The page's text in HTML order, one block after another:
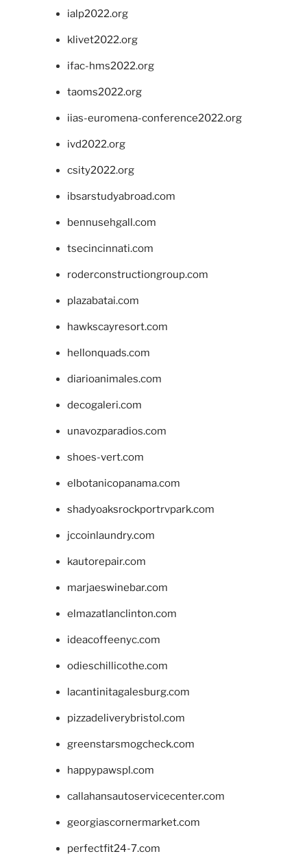
ialp2022.org
klivet2022.org
ifac-hms2022.org
taoms2022.org
iias-euromena-conference2022.org
ivd2022.org
csity2022.org
ibsarstudyabroad.com
bennusehgall.com
tsecincinnati.com
roderconstructiongroup.com
plazabatai.com
hawkscayresort.com
hellonquads.com
diarioanimales.com
decogaleri.com
unavozparadios.com
shoes-vert.com
elbotanicopanama.com
shadyoaksrockportrvpark.com
jccoinlaundry.com
kautorepair.com
marjaeswinebar.com
elmazatlanclinton.com
ideacoffeenyc.com
odieschillicothe.com
lacantinitagalesburg.com
pizzadeliverybristol.com
greenstarsmogcheck.com
happypawspl.com
callahansautoservicecenter.com
georgiascornermarket.com
perfectfit24-7.com